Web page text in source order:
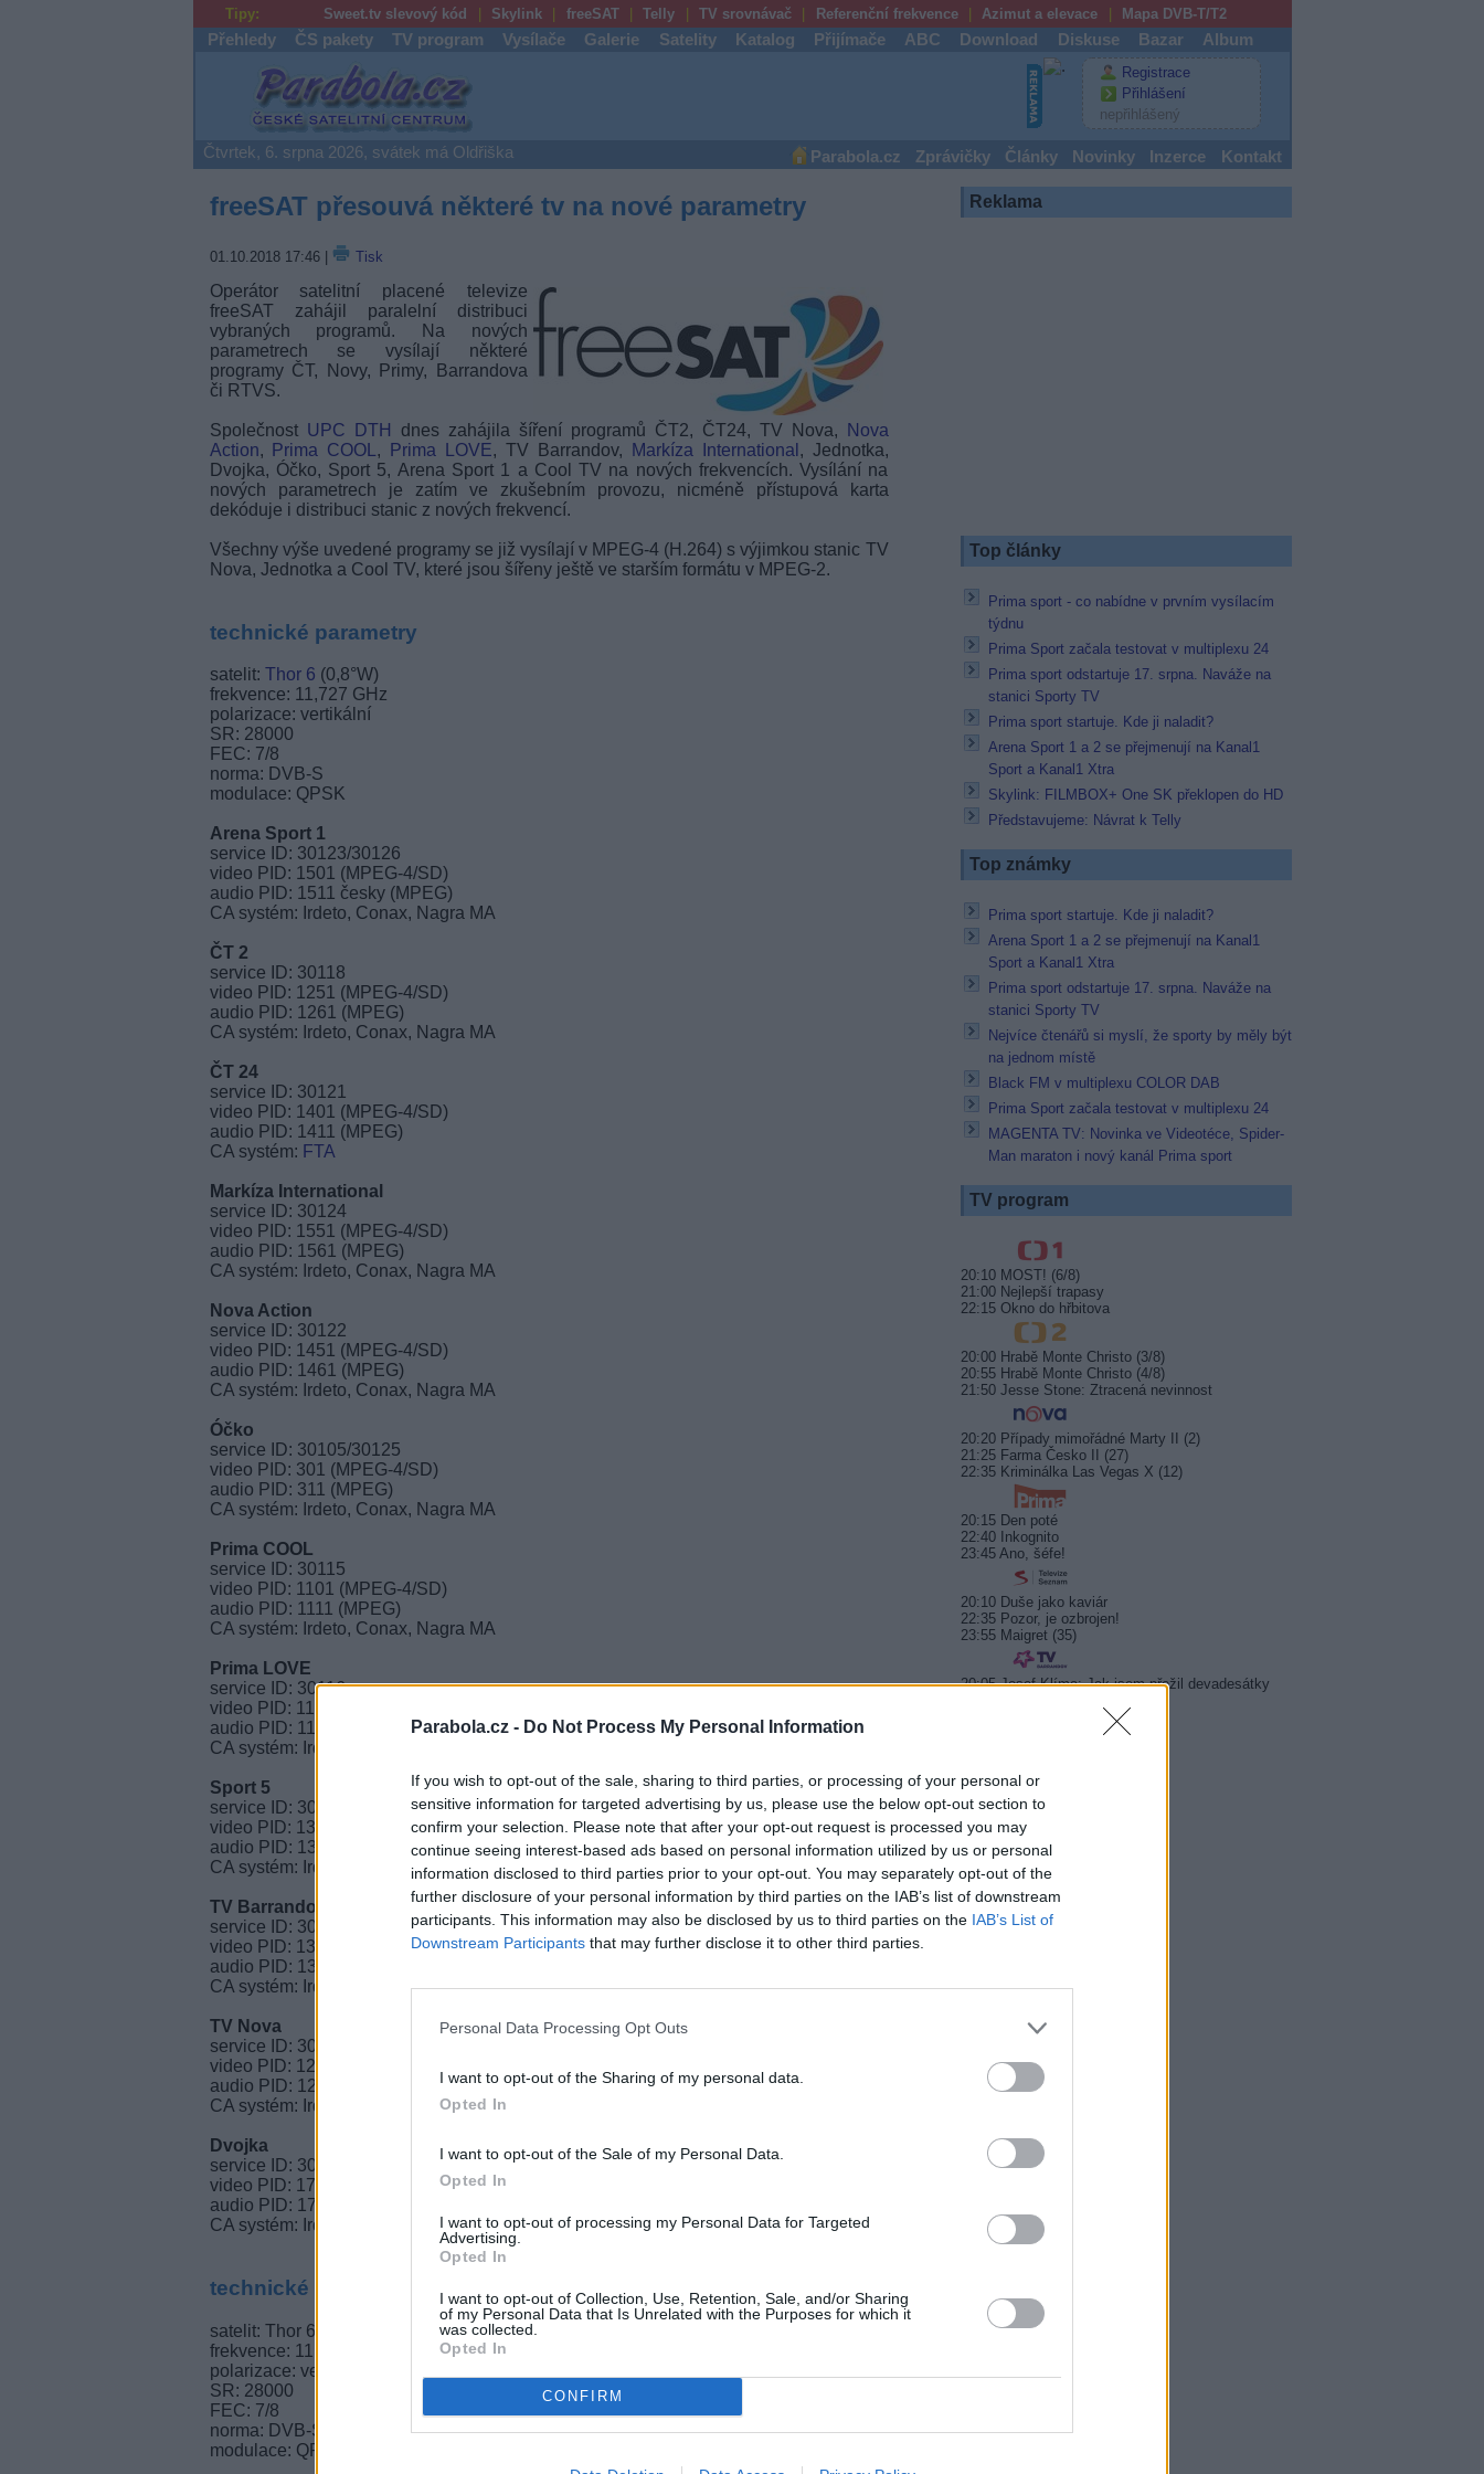
Parabola.cz - Do Not Process My Personal Information
If you wish to opt-out of the sale, sharing to third parties, or processing of your personal or
sensitive information for targeted advertising by us, please use the below opt-out section to
confirm your selection. Please note that after your opt-out request is processed you may
continue seeing interest-based ads based on personal information utilized by us or personal
information disclosed to third parties prior to your opt-out. You may separately opt-out of the
further disclosure of your personal information by third parties on the IAB’s list of downstream
participants. This information may also be disclosed by us to third parties on the IAB’s List of
Downstream Participants that may further disclose it to other third parties.
Personal Data Processing Opt Outs
I want to opt-out of the Sharing of my personal data.
Opted In
I want to opt-out of the Sale of my Personal Data.
Opted In
I want to opt-out of processing my Personal Data for Targeted
Advertising.
Opted In
I want to opt-out of Collection, Use, Retention, Sale, and/or Sharing
of my Personal Data that Is Unrelated with the Purposes for which it
was collected.
Opted In
CONFIRM
Tipy: Sweet.tv slevový kód Skylink freeSAT Telly TV srovnávač Referenční frekvence Azimut a elevace Mapa DVB-T/T2
Přehledy ČS pakety TV program Vysílače Galerie Satelity Katalog Přijímače ABC Download Diskuse Bazar Album
Parabola.cz
Registrace
Přihlášení
nepřihlášený
Čtvrtek, 6. srpna 2026, svátek má Oldřiška Parabola.cz Zprávičky Články Novinky Inzerce Kontakt
freeSAT přesouvá některé tv na nové parametry
01.10.2018 17:46| Tisk
Operátor satelitní placené televize
freeSAT zahájil paralelní distribuci
vybraných programů. Na nových
parametrech se vysílají některé
programy ČT, Novy, Primy, Barrandova
či RTVS.
Společnost UPC DTH dnes zahájila šíření programů ČT2, ČT24, TV Nova,
Nova
Action, Prima COOL , Prima LOVE, TV Barrandov, Markíza International , Jednotka,
Dvojka, Óčko, Sport 5, Arena Sport 1 a Cool TV na nových frekvencích. Vysílání na
nových parametrech je zatím ve zkušebním provozu, nicméně přístupová karta
dekóduje i distribuci stanic z nových frekvencí.
Všechny výše uvedené programy se již vysílají v MPEG-4 (H.264) s výjimkou stanic TV
Nova, Jednotka a Cool TV, které jsou šířeny ještě ve starším formátu v MPEG-2.
technické parametry
satelit: Thor 6 (0,8°W)
frekvence: 11,727 GHz
polarizace: vertikální
SR: 28000
FEC: 7/8
norma: DVB-S
modulace: QPSK
Arena Sport 1
service ID: 30123/30126
video PID: 1501 (MPEG-4/SD)
audio PID: 1511 česky (MPEG)
CA systém: Irdeto, Conax, Nagra MA
ČT 2
service ID: 30118
video PID: 1251 (MPEG-4/SD)
audio PID: 1261 (MPEG)
CA systém: Irdeto, Conax, Nagra MA
ČT 24
service ID: 30121
video PID: 1401 (MPEG-4/SD)
audio PID: 1411 (MPEG)
CA systém: FTA
Markíza International
service ID: 30124
video PID: 1551 (MPEG-4/SD)
audio PID: 1561 (MPEG)
CA systém: Irdeto, Conax, Nagra MA
Nova Action
service ID: 30122
video PID: 1451 (MPEG-4/SD)
audio PID: 1461 (MPEG)
CA systém: Irdeto, Conax, Nagra MA
Óčko
service ID: 30105/30125
video PID: 301 (MPEG-4/SD)
audio PID: 311 (MPEG)
CA systém: Irdeto, Conax, Nagra MA
Prima COOL
service ID: 30115
video PID: 1101 (MPEG-4/SD)
audio PID: 1111 (MPEG)
CA systém: Irdeto, Conax, Nagra MA
Prima LOVE
service ID: 30116
video PID: 1151 (MPEG-4/SD)
audio PID: 1161 (MPEG)
CA systém: Irdeto, Conax, Nagra MA
Sport 5
service ID: 30120
video PID: 1351 (MPEG-4/SD)
audio PID: 1361 (MPEG)
CA systém: Irdeto, Conax, Nagra MA
TV Barrandov
service ID: 30119
video PID: 1301 (MPEG-4/SD)
audio PID: 1311 (MPEG)
CA systém: Irdeto, Conax, Nagra MA
TV Nova
service ID: 30117
video PID: 1201 (MPEG-2/SD)
audio PID: 1211 (MPEG)
CA systém: Irdeto, Conax, Nagra MA
Dvojka
service ID: 30127
video PID: 1701 (MPEG-4/SD)
audio PID: 1714 (MPEG)
CA systém: Irdeto, Conax, Nagra MA
technické parametry
satelit: Thor 6 (0,8°W)
frekvence: 11,766 GHz
polarizace: vertikální
SR: 28000
FEC: 7/8
norma: DVB-S
modulace: QPSK
Reklama
Top články
Prima sport - co nabídne v prvním vysílacím
týdnu
Prima Sport začala testovat v multiplexu 24
Prima sport odstartuje 17. srpna. Naváže na
stanici Sporty TV
Prima sport startuje. Kde ji naladit?
Arena Sport 1 a 2 se přejmenují na Kanal1
Sport a Kanal1 Xtra
Skylink: FILMBOX+ One SK překlopen do HD
Představujeme: Návrat k Telly
Top známky
Prima sport startuje. Kde ji naladit?
Arena Sport 1 a 2 se přejmenují na Kanal1
Sport a Kanal1 Xtra
Prima sport odstartuje 17. srpna. Naváže na
stanici Sporty TV
Nejvíce čtenářů si myslí, že sporty by měly být
na jednom místě
Black FM v multiplexu COLOR DAB
Prima Sport začala testovat v multiplexu 24
MAGENTA TV: Novinka ve Videotéce, Spider-
Man maraton i nový kanál Prima sport
TV program
20:10 MOST! (6/8)
21:00 Nejlepší trapasy
22:15 Okno do hřbitova
20:00 Hrabě Monte Christo (3/8)
20:55 Hrabě Monte Christo (4/8)
21:50 Jesse Stone: Ztracená nevinnost
20:20 Případy mimořádné Marty II (2)
21:25 Farma Česko II (27)
22:35 Kriminálka Las Vegas X (12)
20:15 Den poté
22:40 Inkognito
23:45 Ano, šéfe!
20:10 Duše jako kaviár
22:35 Pozor, je ozbrojen!
23:55 Maigret (35)
20:05 Josef Klíma: Jak jsem přežil devadesátky
22:00 Komisár Montalbano
23:50 Vraždy vo Font-Romeu
20:10 Vitajte vo väzení
21:20 Fetiše socializmu
21:50 Fetiše socializmu
20:30 Kukučka (23)
21:25 Území bílých králů (6)